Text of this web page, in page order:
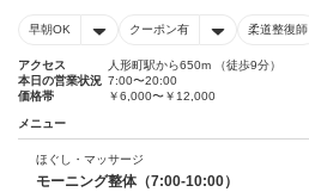
早朝OK クーポン有 柔道整復師
アクセス
人形町駅から650m （徒歩9分）
本日の営業状況 7:00〜20:00
価格帯
￥6,000〜￥12,000
メニュー
ほぐし・マッサージ
モーニング整体（7:00-10:00）